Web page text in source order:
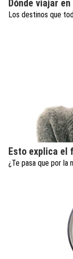
Dónde viajar
Los destinos que
Esto explica el
¿Te pasa que por la